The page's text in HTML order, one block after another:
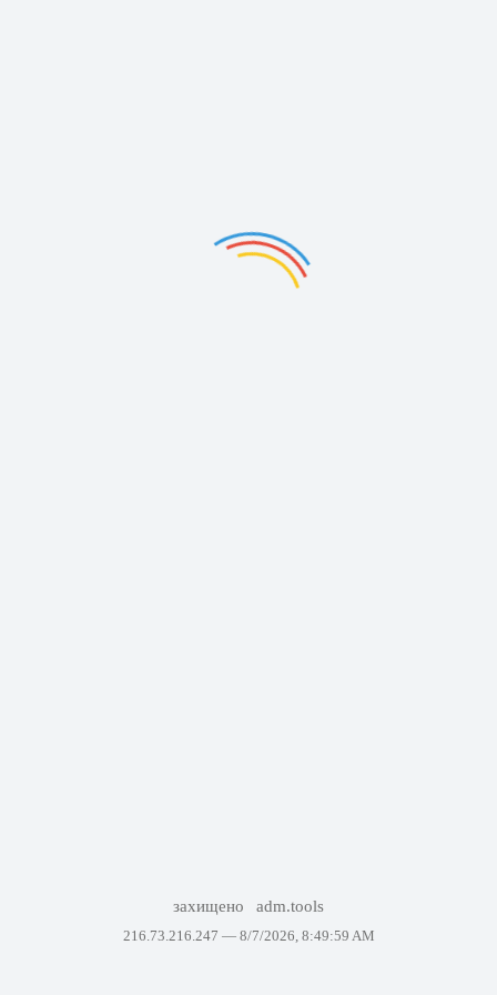
захищено adm.tools
216.73.216.247 — 8/7/2026, 8:49:59 AM